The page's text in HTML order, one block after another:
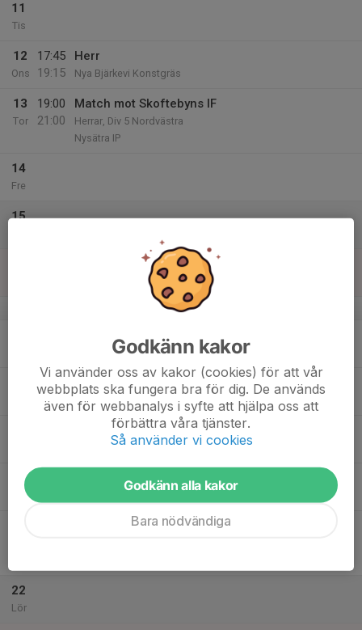
11
Tis
12
Ons
17:45
19:15
Herr
Nya Bjärkevi Konstgräs
13
Tor
19:00
21:00
Match mot Skoftebyns IF
Herrar, Div 5 Nordvästra
Nysätra IP
14
Fre
15
v.34
Nya Bjärkevi Konstgräs
Nya Bjärkevi Konstgräs
20
Tor
Match mot Herrljunga SK FK
22
Lör
Godkänn kakor
Vi använder oss av kakor (cookies) för att vår
webbplats ska fungera bra för dig. De används
även för webbanalys i syfte att hjälpa oss att
förbättra våra tjänster.
Så använder vi cookies
Godkänn alla kakor
Bara nödvändiga